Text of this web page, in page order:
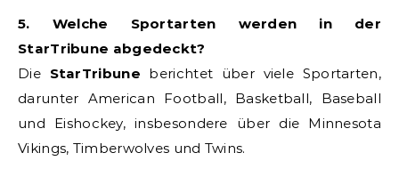
5. Welche Sportarten werden in der
StarTribune abgedeckt?
Die StarTribune berichtet über viele Sportarten,
darunter American Football, Basketball, Baseball
und Eishockey, insbesondere über die Minnesota
Vikings, Timberwolves und Twins.